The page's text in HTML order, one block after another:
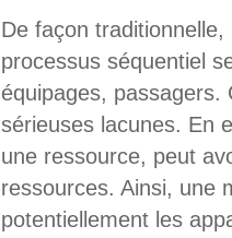
De façon
processus séquentiel
équipages, passagers.
sérieuses lacunes. En
une ressource, peut
ressources. Ainsi, une
potentiellement les